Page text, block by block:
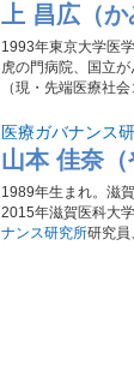
上 昌広（か
1993年東京大学医
虎の門病院、国立
（現・先端医療社
医療ガバナンス
山本 佳奈（
1989年生まれ。滋
2015年滋賀医科大
ナンス研究所研究員